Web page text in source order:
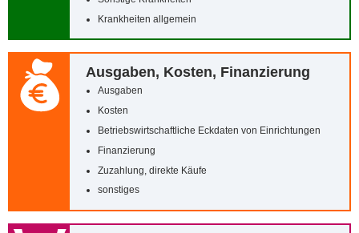
Krankheiten allgemein
Ausgaben, Kosten, Finanzierung
Ausgaben
Kosten
Betriebswirtschaftliche Eckdaten von Einrichtungen
Finanzierung
Zuzahlung, direkte Käufe
sonstiges